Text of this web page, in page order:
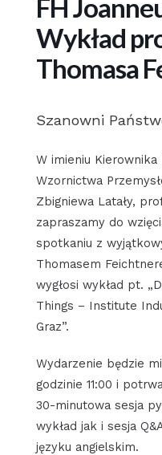
FH
Wykład
Thomasa
Szanowni
W imieniu
Wzornictwa
Zbigniewa Latały,
zapraszamy do
spotkaniu z
Thomasem
wygłosi wykład pt.
Things – Institute
Graz”.
Wydarzenie będzie
godzinie 11:00 i
30-minutowa sesja
wykład jak i sesja
języku angielskim.